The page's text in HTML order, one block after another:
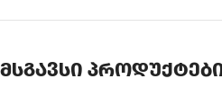
მსგავსი